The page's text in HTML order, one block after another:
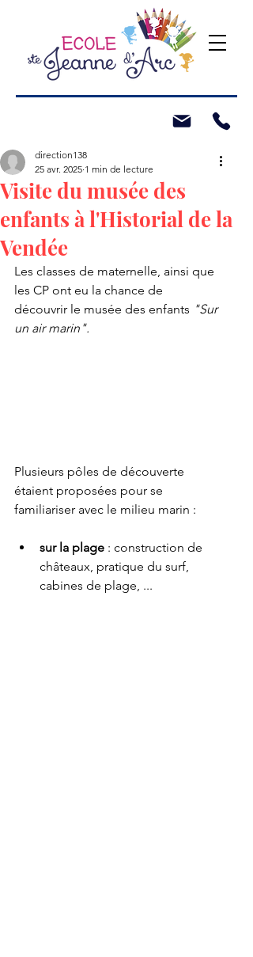
Visite du musée des
enfants à l'Historial de la
Vendée
direction138
25 avr. 2025 1 min de lecture
Les classes de maternelle, ainsi que
les CP ont eu la chance de
découvrir le musée des enfants "Sur
un air marin".
Plusieurs pôles de découverte
étaient proposées pour se
familiariser avec le milieu marin :
sur la plage : construction de
châteaux, pratique du surf,
cabines de plage, ...